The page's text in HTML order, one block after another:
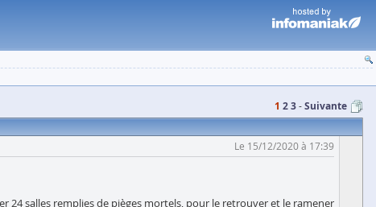
1 23 Suivante
Le 15/12/2020 à 17:39
24 salles remplies de pièges mortels, pour le retrouver et le ramener